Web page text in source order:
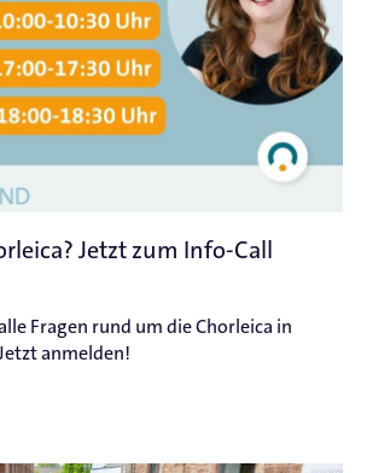
Jetzt zum Info-Call
Fragen rund um die Chorleica in
anmelden!